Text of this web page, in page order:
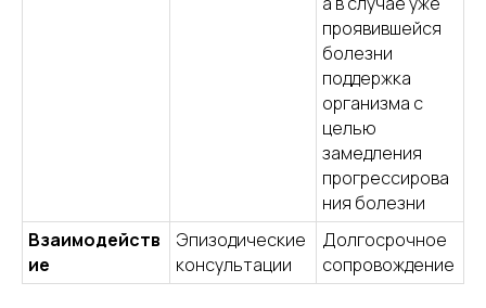
проявившейся
болезни
поддержка
организма с
целью
замедления
прогрессирова
ния болезни
Взаимодейств
ие
Эпизодические
консультации
Долгосрочное
сопровождение